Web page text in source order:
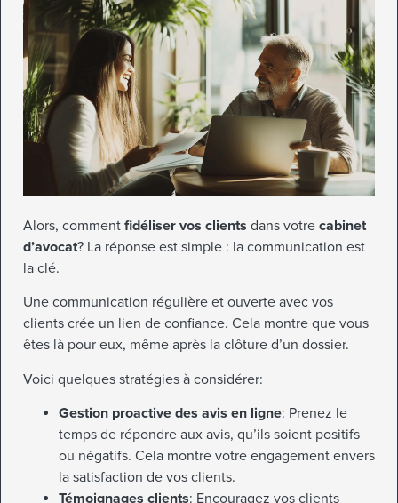
Alors, comment fidéliser vos clients dans votre cabinet
d’avocat? La réponse est simple : la communication est
la clé.
Une communication régulière et ouverte avec vos
clients crée un lien de confiance. Cela montre que vous
êtes là pour eux, même après la clôture d’un dossier.
Voici quelques stratégies à considérer:
Gestion proactive des avis en ligne: Prenez le
temps de répondre aux avis, qu’ils soient positifs
ou négatifs. Cela montre votre engagement envers
la satisfaction de vos clients.
Témoignages clients: Encouragez vos clients